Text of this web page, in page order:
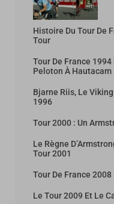
Histoire Du Tour De
Tour
Tour De France
Peloton À Hautacam
Bjarne Riis, Le
1996
Tour 2000 : Un
Le Règne
Tour 2001
Tour De France 2008
Le Tour 2009 Et Le